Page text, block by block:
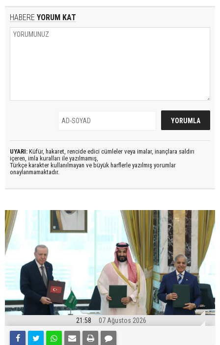
HABERE YORUM KAT
UYARI: Küfür, hakaret, rencide edici cümleler veya imalar, inançlara saldırı
içeren, imla kuralları ile yazılmamış,
Türkçe karakter kullanılmayan ve büyük harflerle yazılmış yorumlar
onaylanmamaktadır.
21:58 07 Ağustos 2026